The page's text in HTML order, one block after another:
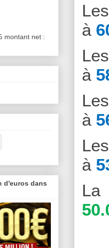
à
à
à
à
La
montant net :
d'euros dans